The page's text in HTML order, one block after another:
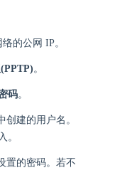
的公网 IP。
。
码。
创建的用户名。
。
置的密码。若不